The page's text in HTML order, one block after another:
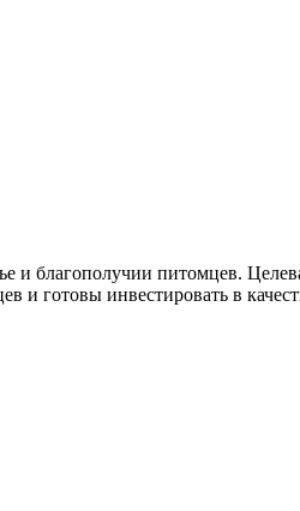
и благополучии питомцев.
и готовы инвестировать в